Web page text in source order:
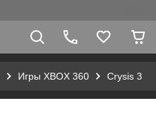
Игры XBOX 360 Crysis 3